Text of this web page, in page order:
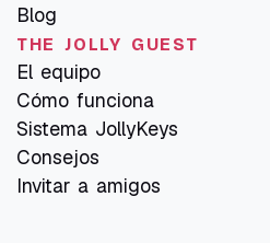
Blog
THE JOLLY GUEST
El equipo
Cómo funciona
Sistema JollyKeys
Consejos
Invitar a amigos